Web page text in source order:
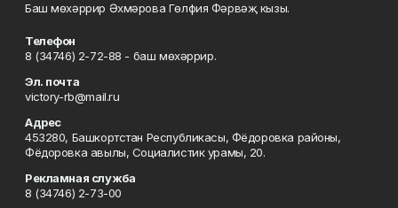
Баш мөхәррир Әхмәрова Гөлфия Фәрвәҗ кызы.
Телефон
8 (34746) 2-72-88 - баш мөхәррир.
Эл. почта
victory-rb@mail.ru
Адрес
453280, Башкортстан Республикасы, Фёдоровка районы,
Фёдоровка авылы, Социалистик урамы, 20.
Рекламная служба
8 (34746) 2-73-00